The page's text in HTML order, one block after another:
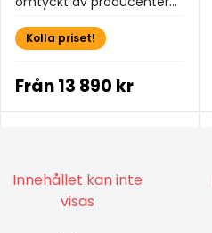
Kolla priset!
Från13 890 kr
Innehållet kan inte
visas